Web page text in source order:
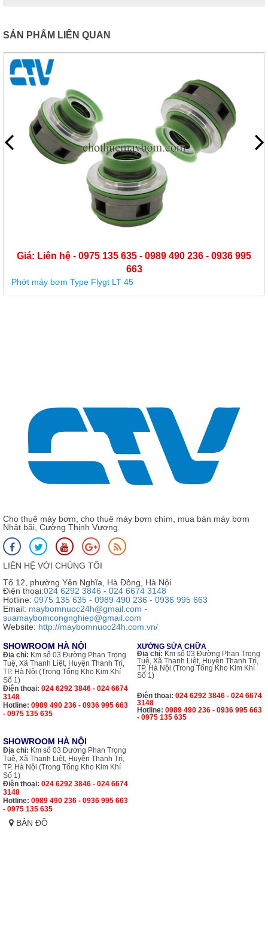
SẢN PHẨM LIÊN QUAN
Cho thuê máy bơm, cho thuê máy bơm chìm, mua bán máy bơm
Nhật bãi, Cường Thịnh Vương
LIÊN HỆ VỚI CHÚNG TÔI
Tổ 12, phường Yên Nghĩa, Hà Đông, Hà Nội
Điện thoại:024 6292 3846 - 024 6674 3148
Hotline: 0975 135 635 - 0989 490 236 - 0936 995 663
Email: maybomnuoc24h@gmail.com -
suamaybomcongnghiep@gmail.com
Website: http://maybomnuoc24h.com.vn/
SHOWROOM HÀ NỘI
Địa chỉ: Km số 03 Đường Phan Trọng
Tuệ, Xã Thanh Liệt, Huyện Thanh Trì,
TP. Hà Nội (Trong Tổng Kho Kim Khí
Số 1)
Điện thoại: 024 6292 3846 - 024 6674
3148
Hotline: 0989 490 236 - 0936 995 663
- 0975 135 635
XƯỞNG SỬA CHỮA
Địa chỉ: Km số 03 Đường Phan Trọng
Tuệ, Xã Thanh Liệt, Huyện Thanh Trì,
TP. Hà Nội (Trong Tổng Kho Kim Khí
Số 1)
Điện thoại: 024 6292 3846 - 024 6674
3148
Hotline: 0989 490 236 - 0936 995 663
- 0975 135 635
SHOWROOM HÀ NỘI
Địa chỉ: Km số 03 Đường Phan Trọng
Tuệ, Xã Thanh Liệt, Huyện Thanh Trì,
TP. Hà Nội (Trong Tổng Kho Kim Khí
Số 1)
Điện thoại: 024 6292 3846 - 024 6674
3148
Hotline: 0989 490 236 - 0936 995 663
- 0975 135 635
BẢN ĐỒ